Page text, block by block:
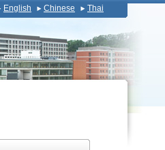
English Chinese Thai